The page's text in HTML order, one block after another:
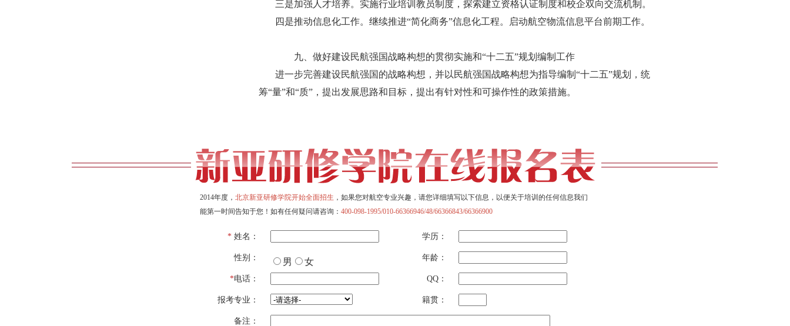
三是加强人才培养。实施行业培训教员制度，探索建立资格认证制度和校企双向交流机制。
四是推动信息化工作。继续推进“简化商务”信息化工程。启动航空物流信息平台前期工作。
九、做好建设民航强国战略构想的贯彻实施和“十二五”规划编制工作
进一步完善建设民航强国的战略构想，并以民航强国战略构想为指导编制“十二五”规划，统
筹“量”和“质”，提出发展思路和目标，提出有针对性和可操作性的政策措施。
2014年度， 北京新亚研修学院开始全面招生 ，如果您对航空专业兴趣，请您详细填写以下信息，以便关于培训的任何信息我们
能第一时间告知于您！如有任何疑问请咨询： 400-098-1995/010-66366946/48/66366843/66366900
*姓名： 学历：
性别： 男 女 年龄：
*电话： QQ：
报考专业： 籍贯：
备注：